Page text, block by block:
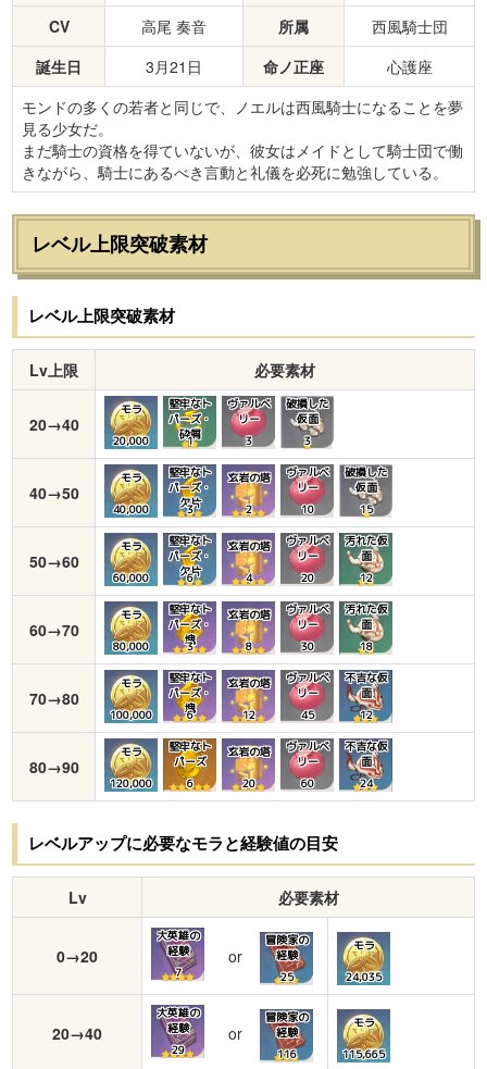
CV
高尾 奏音 所属
西風騎士団
誕生日
3月21日 命ノ正座
心護座
モンドの多くの若者と同じで、ノエルは西風騎士になることを夢
見る少女だ。
まだ騎士の資格を得ていないが、彼女はメイドとして騎士団で働
きながら、騎士にあるべき言動と礼儀を必死に勉強している。
レベル上限突破素材
レベル上限突破素材
Lv上限 必要素材
20→40
モラ
20,000
堅牢なト
パーズ・
砕屑
1
ヴァルベ
リー
3
破損した
仮面
3
40→50
モラ
40,000
堅牢なト
パーズ・
欠片
3
玄岩の塔
2
ヴァルベ
リー
10
破損した
仮面
15
50→60
モラ
60,000
堅牢なト
パーズ・
欠片
6
玄岩の塔
4
ヴァルベ
リー
20
汚れた仮
面
12
60→70
モラ
80,000
堅牢なト
パーズ・
塊
3
玄岩の塔
8
ヴァルベ
リー
30
汚れた仮
面
18
70→80
モラ
100,000
堅牢なト
パーズ・
塊
6
玄岩の塔
12
ヴァルベ
リー
45
不吉な仮
面
12
80→90
モラ
120,000
堅牢なト
パーズ
6
玄岩の塔
20
ヴァルベ
リー
60
不吉な仮
面
24
レベルアップに必要なモラと経験値の目安
Lv 必要素材
0→20
大英雄の
経験
7
or
冒険家の
経験
25
モラ
24,035
20→40
大英雄の
経験
29
or
冒険家の
経験
116
モラ
115,665